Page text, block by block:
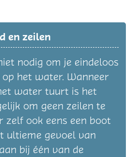
en zeilen
nodig om je eindeloos
het water. Wanneer
water tuurt is het
om geen zeilen te
zelf ook eens een boot
ultieme gevoel van
bij één van de